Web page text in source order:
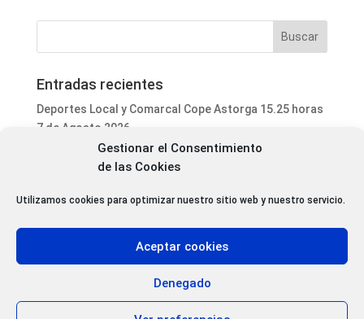
Gestionar el Consentimiento
de las Cookies
Utilizamos cookies para optimizar nuestro sitio web y nuestro servicio.
Aceptar cookies
Denegado
Entradas recientes
Deportes Local y Comarcal Cope Astorga 15.25 horas
7 de Agosto 2026
Informativo Mediodía Cope Astorga 14.20 horas 7 de
Agosto 2026
San Justo de la Vega acoge este fin de semana un
Programa Local Cope Astorga 7 de Agosto 2026
Abiertas las inscripciones para el XXVII Torneo de
Ajedrez de las Fiestas de Santa Marta